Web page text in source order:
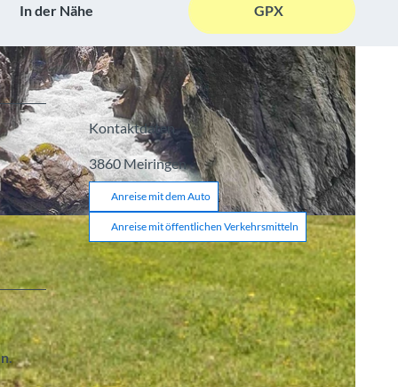
In der Nähe GPX
Kontaktdaten
3860Meiringen
Anreise mit dem Auto
Anreise mit öffentlichen Verkehrsmitteln